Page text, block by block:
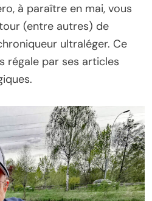
à paraître en mai, vous
(entre autres) de
ultraléger. Ce
régale par ses articles